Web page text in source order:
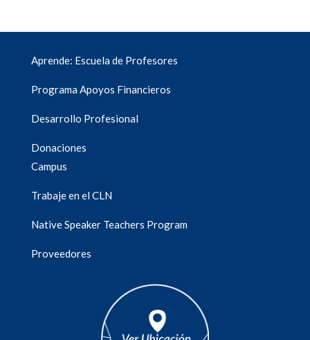
Aprende: Escuela de Profesores
Programa Apoyos Financieros
Desarrollo Profesional
Donaciones
Campus
Trabaje en el CLN
Native Speaker Teachers Program
Proveedores